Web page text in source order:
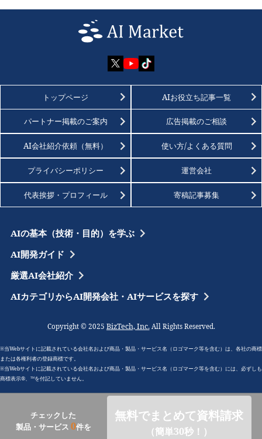
チェックした
製品・サービス 0件を
無料でまとめて資料請求
（簡単30秒！）
トップページ AIお役立ち記事一覧
パートナー掲載のご案内 広告掲載のご相談
AI会社紹介依頼（無料） 使い方/よくある質問
プライバシーポリシー 運営会社
代表挨拶・プロフィール 寄稿記事募集
AIの基本（技術・目的）を学ぶ
AI開発ガイド
厳選AI会社紹介
AIカテゴリからAI開発会社・AIサービスを探す
Copyright © 2025 BizTech, Inc.All Rights Reserved.
※当Webサイトに記載されている会社名および商品・製品・サービス名（ロゴマーク等を含む）は、各社の商標
または各権利者の登録商標です。
※当Webサイトに記載されている会社名および商品・製品・サービス名（ロゴマーク等を含む）には、必ずしも
商標表示®、™を付記していません。